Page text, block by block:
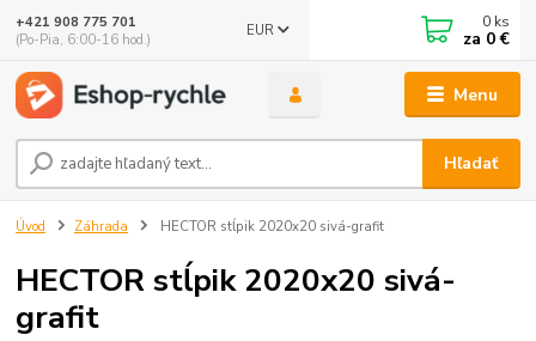
Menu
EUR
Hľadať
+421 908 775 701
(Po-Pia, 6:00-16 hod.)
0 ks
za 0 €
Úvod Záhrada HECTOR stĺpik 2020x20 sivá-grafit
HECTOR stĺpik 2020x20 sivá-
grafit